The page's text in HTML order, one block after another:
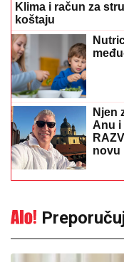
Klima i račun za
koštaju
Njen
Anu i
novu